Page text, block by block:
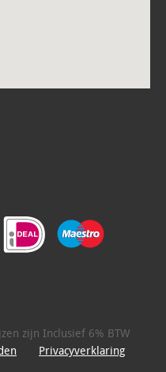
zijn Inclusief 6% BTW
Privacyverklaring